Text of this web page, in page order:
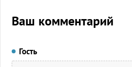
Ваш комментарий
Гость